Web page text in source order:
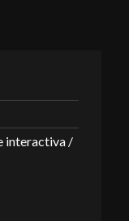
interactiva /